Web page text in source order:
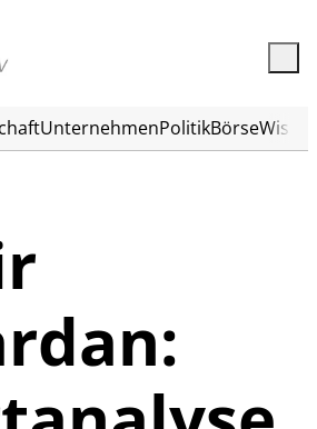
UnternehmenPolitikBörse